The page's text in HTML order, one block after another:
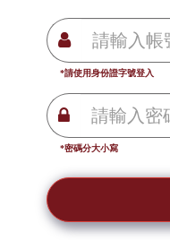
*請使用身份證字號登入
*密碼分大小寫